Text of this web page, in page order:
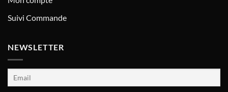
Suivi Commande
NEWSLETTER